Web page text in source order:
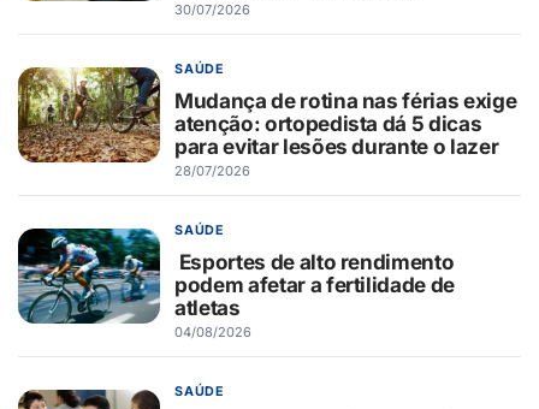
30/07/2026
SAÚDE
Mudança de rotina nas férias exige
atenção: ortopedista dá 5 dicas
para evitar lesões durante o lazer
28/07/2026
SAÚDE
Esportes de alto rendimento
podem afetar a fertilidade de
atletas
04/08/2026
SAÚDE